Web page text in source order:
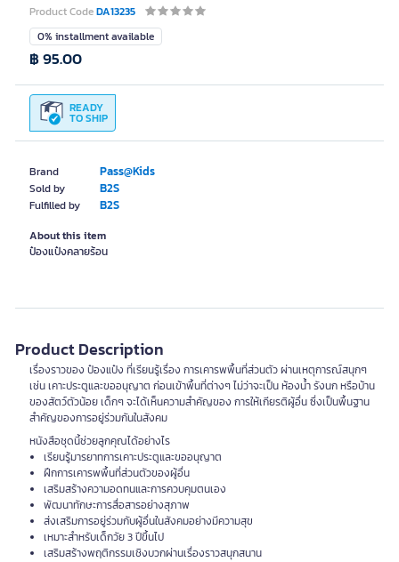
Product CodeDA13235
Brand Pass@Kids
Sold by B2S
Fulfilled by B2S
0% installment available
READY
TO SHIP
฿ 95.00
About this item
ป๋องแป๋งคลายร้อน
Product Description
เรื่องราวของ ป๋องแป๋ง ที่เรียนรู้เรื่อง การเคารพพื้นที่ส่วนตัว ผ่านเหตุการณ์สนุกๆ
เช่น เคาะประตูและขออนุญาต ก่อนเข้าพื้นที่ต่างๆ ไม่ว่าจะเป็น ห้องน้ำ รังนก หรือบ้าน
ของสัตว์ตัวน้อย เด็กๆ จะได้เห็นความสำคัญของ การให้เกียรติผู้อื่น ซึ่งเป็นพื้นฐาน
สำคัญของการอยู่ร่วมกันในสังคม
หนังสือชุดนี้ช่วยลูกคุณได้อย่างไร
เรียนรู้มารยาทการเคาะประตูและขออนุญาต
ฝึกการเคารพพื้นที่ส่วนตัวของผู้อื่น
เสริมสร้างความอดทนและการควบคุมตนเอง
พัฒนาทักษะการสื่อสารอย่างสุภาพ
ส่งเสริมการอยู่ร่วมกับผู้อื่นในสังคมอย่างมีความสุข
เหมาะสำหรับเด็กวัย 3 ปีขึ้นไป
เสริมสร้างพฤติกรรมเชิงบวกผ่านเรื่องราวสนุกสนาน